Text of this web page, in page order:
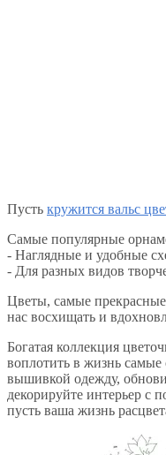
Пусть кружится вальс
Самые популярные
- Наглядные и удобные
- Для разных видов
Цветы, самые
нас восхищать и
Богатая коллекция
воплотить в жизнь
вышивкой одежду,
декорируйте интерьер
пусть ваша жизнь